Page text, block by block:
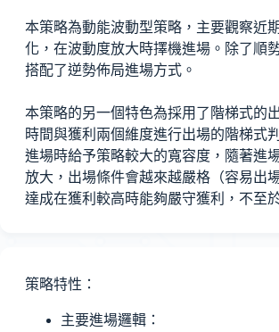
本策略為動能波動型策略，主要觀察近
化，在波動度放大時擇機進場。除了順
搭配了逆勢佈局進場方式。
本策略的另一個特色為採用了階梯式的
時間與獲利兩個維度進行出場的階梯式
進場時給予策略較大的寬容度，隨著進
放大，出場條件會越來越嚴格（容易出
達成在獲利較高時能夠嚴守獲利，不至
策略特性：
主要進場邏輯：